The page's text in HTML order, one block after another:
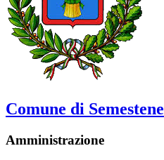
Comune di Semestene
Amministrazione